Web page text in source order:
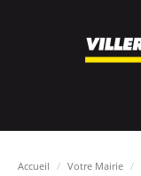
Accueil Votre Mairie